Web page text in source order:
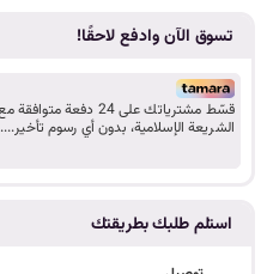
تسوق الآن وادفع لاحقًا!
قسّط مشترياتك على 24 دفعة متوافقة مع
الشريعة الإسلامية، بدون أي رسوم تأخير.....
استلم طلبك بطريقتك